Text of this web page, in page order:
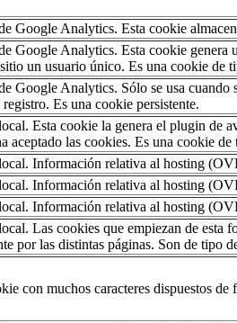
Google Analytics. Esta cookie
Google Analytics. Esta cookie genera
un usuario único. Es una cookie de
Google Analytics. Sólo se usa cuando
registro. Es una cookie persistente.
Esta cookie la genera el plugin de
aceptado las cookies. Es una cookie de
Información relativa al hosting
Información relativa al hosting
Información relativa al hosting
Las cookies que empiezan de esta
por las distintas páginas. Son de tipo
con muchos caracteres dispuestos